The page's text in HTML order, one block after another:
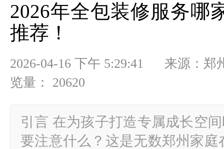
2026年全包装修服务哪
推荐！
2026-04-16 下午 5:29:41 来源：
览量： 20620
引言 在为孩子打造专属成长空
要注意什么？这是无数郑州家